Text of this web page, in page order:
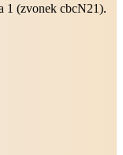
1 (zvonek cbcN21).